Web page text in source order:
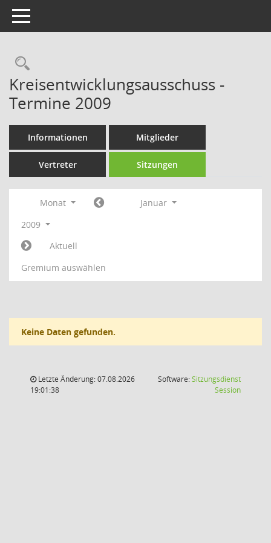
Toggle navigation
Rechercheauswahl
Kreisentwicklungsausschuss -
Termine 2009
Informationen Mitglieder
Vertreter Sitzungen
Monat
Januar
2009
Aktuell
Gremium auswählen
Keine Daten gefunden.
Letzte Änderung: 07.08.2026
19:01:38
Software:Sitzungsdienst
Session(Wird in